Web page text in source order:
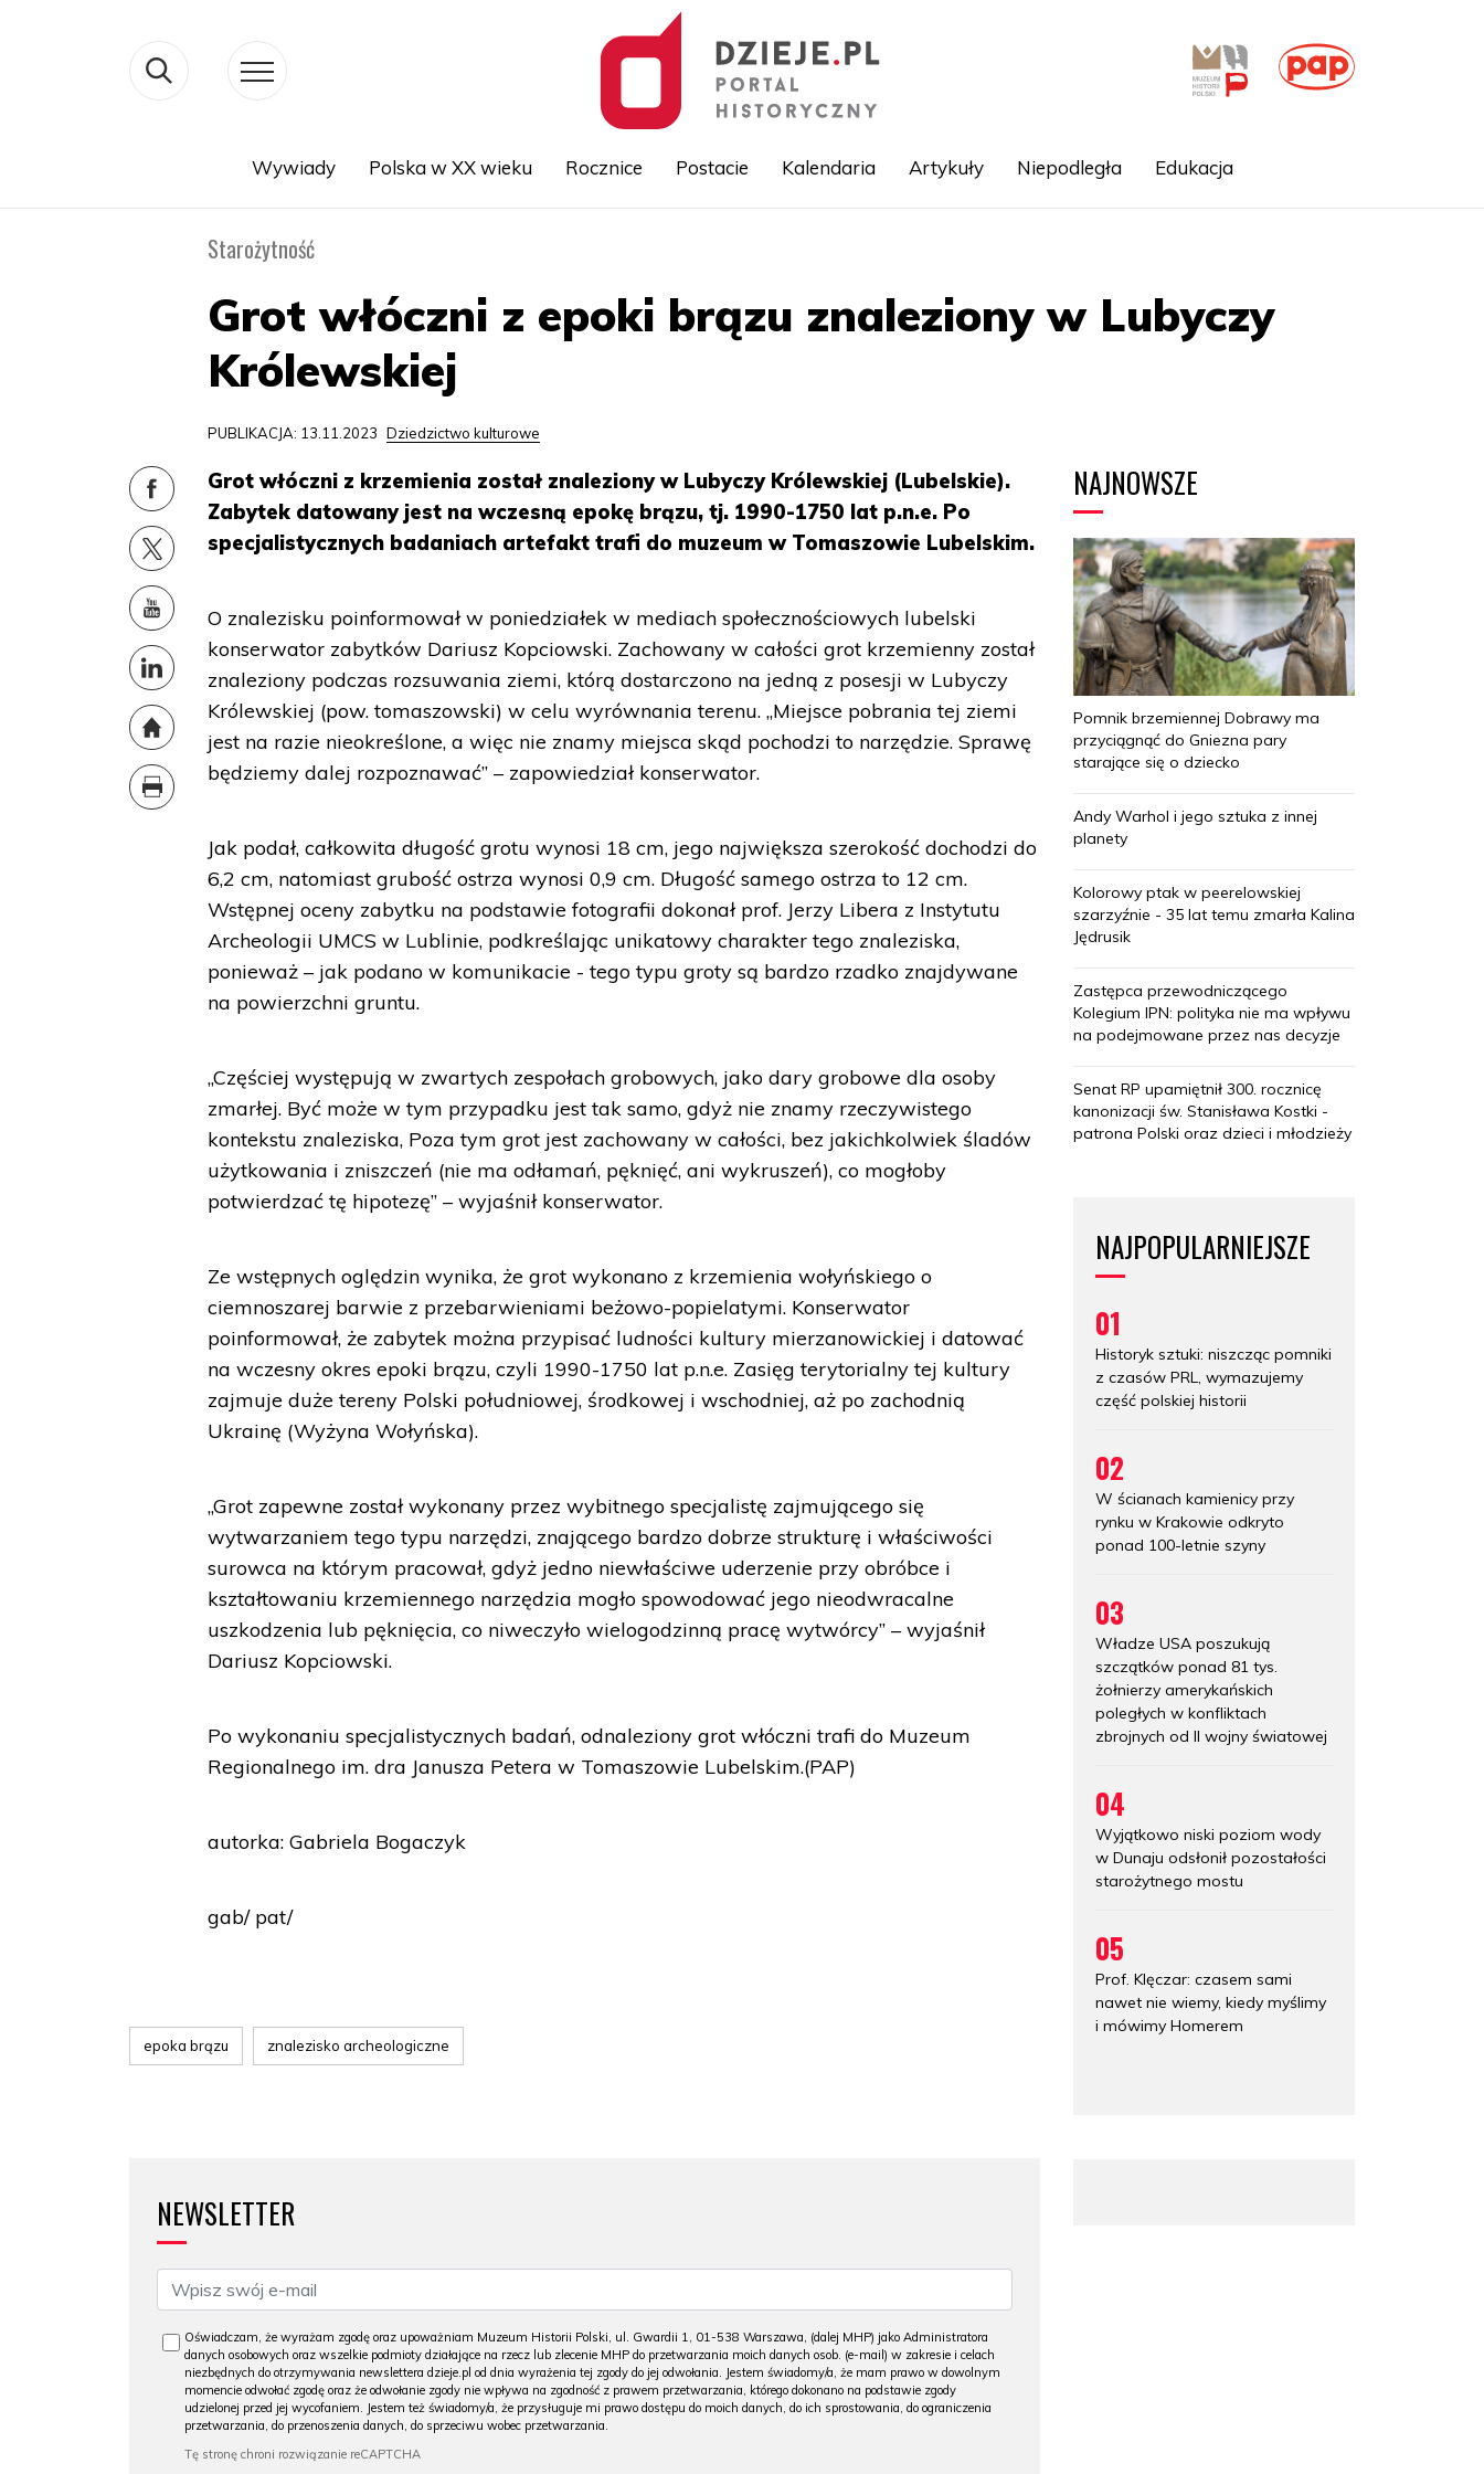
Wywiady Polska w XX wieku Rocznice Postacie Kalendaria Artykuły Niepodległa Edukacja
Starożytność
Grot włóczni z epoki brązu znaleziony w Lubyczy
Królewskiej
PUBLIKACJA: 13.11.2023 Dziedzictwo kulturowe
Grot włóczni z krzemienia został znaleziony w Lubyczy Królewskiej (Lubelskie).
Zabytek datowany jest na wczesną epokę brązu, tj. 1990-1750 lat p.n.e. Po
specjalistycznych badaniach artefakt trafi do muzeum w Tomaszowie Lubelskim.
O znalezisku poinformował w poniedziałek w mediach społecznościowych lubelski
konserwator zabytków Dariusz Kopciowski. Zachowany w całości grot krzemienny został
znaleziony podczas rozsuwania ziemi, którą dostarczono na jedną z posesji w Lubyczy
Królewskiej (pow. tomaszowski) w celu wyrównania terenu. „Miejsce pobrania tej ziemi
jest na razie nieokreślone, a więc nie znamy miejsca skąd pochodzi to narzędzie. Sprawę
będziemy dalej rozpoznawać” – zapowiedział konserwator.
Jak podał, całkowita długość grotu wynosi 18 cm, jego największa szerokość dochodzi do
6,2 cm, natomiast grubość ostrza wynosi 0,9 cm. Długość samego ostrza to 12 cm.
Wstępnej oceny zabytku na podstawie fotografii dokonał prof. Jerzy Libera z Instytutu
Archeologii UMCS w Lublinie, podkreślając unikatowy charakter tego znaleziska,
ponieważ – jak podano w komunikacie - tego typu groty są bardzo rzadko znajdywane
na powierzchni gruntu.
„Częściej występują w zwartych zespołach grobowych, jako dary grobowe dla osoby
zmarłej. Być może w tym przypadku jest tak samo, gdyż nie znamy rzeczywistego
kontekstu znaleziska, Poza tym grot jest zachowany w całości, bez jakichkolwiek śladów
użytkowania i zniszczeń (nie ma odłamań, pęknięć, ani wykruszeń), co mogłoby
potwierdzać tę hipotezę” – wyjaśnił konserwator.
Ze wstępnych oględzin wynika, że grot wykonano z krzemienia wołyńskiego o
ciemnoszarej barwie z przebarwieniami beżowo-popielatymi. Konserwator
poinformował, że zabytek można przypisać ludności kultury mierzanowickiej i datować
na wczesny okres epoki brązu, czyli 1990-1750 lat p.n.e. Zasięg terytorialny tej kultury
zajmuje duże tereny Polski południowej, środkowej i wschodniej, aż po zachodnią
Ukrainę (Wyżyna Wołyńska).
„Grot zapewne został wykonany przez wybitnego specjalistę zajmującego się
wytwarzaniem tego typu narzędzi, znającego bardzo dobrze strukturę i właściwości
surowca na którym pracował, gdyż jedno niewłaściwe uderzenie przy obróbce i
kształtowaniu krzemiennego narzędzia mogło spowodować jego nieodwracalne
uszkodzenia lub pęknięcia, co niweczyło wielogodzinną pracę wytwórcy” – wyjaśnił
Dariusz Kopciowski.
Po wykonaniu specjalistycznych badań, odnaleziony grot włóczni trafi do Muzeum
Regionalnego im. dra Janusza Petera w Tomaszowie Lubelskim.(PAP)
autorka: Gabriela Bogaczyk
gab/ pat/
epoka brązu znalezisko archeologiczne
NEWSLETTER
Oświadczam, że wyrażam zgodę oraz upoważniam Muzeum Historii Polski, ul. Gwardii 1, 01-538 Warszawa, (dalej MHP) jako Administratora
danych osobowych oraz wszelkie podmioty działające na rzecz lub zlecenie MHP do przetwarzania moich danych osob. (e-mail) w zakresie i celach
niezbędnych do otrzymywania newslettera dzieje.pl od dnia wyrażenia tej zgody do jej odwołania. Jestem świadomy/a, że mam prawo w dowolnym
momencie odwołać zgodę oraz że odwołanie zgody nie wpływa na zgodność z prawem przetwarzania, którego dokonano na podstawie zgody
udzielonej przed jej wycofaniem. Jestem też świadomy/a, że przysługuje mi prawo dostępu do moich danych, do ich sprostowania, do ograniczenia
przetwarzania, do przenoszenia danych, do sprzeciwu wobec przetwarzania.
NAJNOWSZE
Pomnik brzemiennej Dobrawy ma
przyciągnąć do Gniezna pary
starające się o dziecko
Andy Warhol i jego sztuka z innej
planety
Kolorowy ptak w peerelowskiej
szarzyźnie - 35 lat temu zmarła Kalina
Jędrusik
Zastępca przewodniczącego
Kolegium IPN: polityka nie ma wpływu
na podejmowane przez nas decyzje
Senat RP upamiętnił 300. rocznicę
kanonizacji św. Stanisława Kostki -
patrona Polski oraz dzieci i młodzieży
NAJPOPULARNIEJSZE
01
Historyk sztuki: niszcząc pomniki
z czasów PRL, wymazujemy
część polskiej historii
02
W ścianach kamienicy przy
rynku w Krakowie odkryto
ponad 100-letnie szyny
03
Władze USA poszukują
szczątków ponad 81 tys.
żołnierzy amerykańskich
poległych w konfliktach
zbrojnych od II wojny światowej
04
Wyjątkowo niski poziom wody
w Dunaju odsłonił pozostałości
starożytnego mostu
05
Prof. Klęczar: czasem sami
nawet nie wiemy, kiedy myślimy
i mówimy Homerem